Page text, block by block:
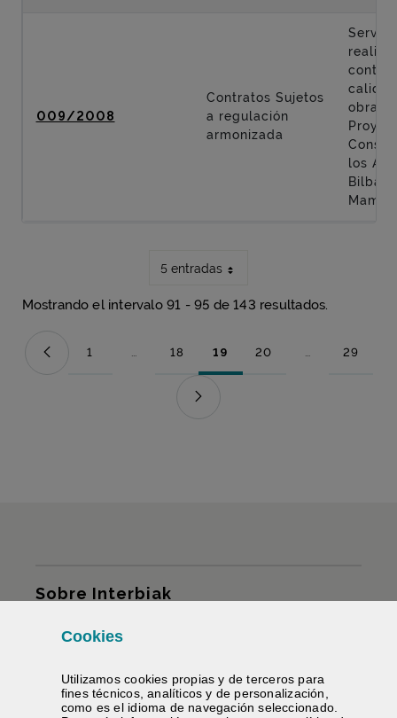
009/2008
Contratos Sujetos
a regulación
armonizada
obras
los
Bilbao
5 entradas
Mostrando el intervalo 91 - 95 de 143 resultados.
Página
1 ...
Páginas intermedias Use TAB para desplazarse.
Página
18 Página
19 Página
20 ...
Páginas Página
29
Sobre Interbiak
Infraestructuras y tarifas
Servicios
Cookies
Utilizamoscookies propias y de terceros para
fines técnicos, analíticos y de personalización,
como es el idioma de navegación seleccionado.